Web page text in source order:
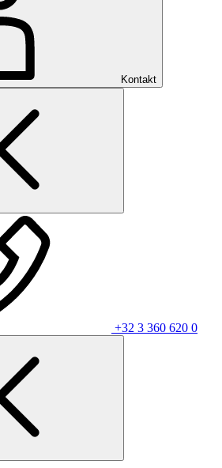
Kontakt
+32 3 360 620 0